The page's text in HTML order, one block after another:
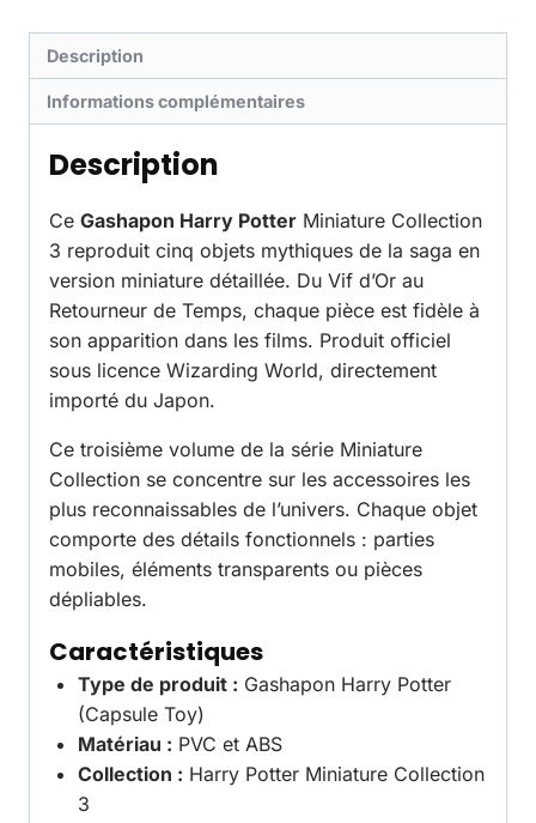
Description
Informations complémentaires
Description
Ce Gashapon Harry Potter Miniature Collection
3 reproduit cinq objets mythiques de la saga en
version miniature détaillée. Du Vif d’Or au
Retourneur de Temps, chaque pièce est fidèle à
son apparition dans les films. Produit officiel
sous licence Wizarding World, directement
importé du Japon.
Ce troisième volume de la série Miniature
Collection se concentre sur les accessoires les
plus reconnaissables de l’univers. Chaque objet
comporte des détails fonctionnels : parties
mobiles, éléments transparents ou pièces
dépliables.
Caractéristiques
Type de produit : Gashapon Harry Potter
(Capsule Toy)
Matériau : PVC et ABS
Collection : Harry Potter Miniature Collection
3